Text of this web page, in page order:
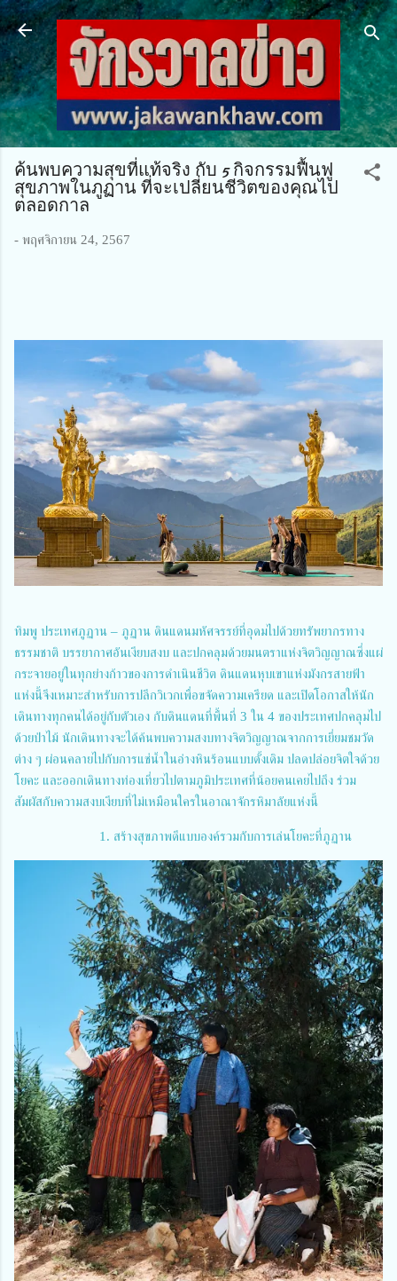
ข้ามไปที่เนื้อหาหลัก
ค้นพบความสุขที่แท้จริง กับ 5 กิจกรรมฟื้นฟู
สุขภาพในภูฏาน ที่จะเปลี่ยนชีวิตของคุณไป
ตลอดกาล
- พฤศจิกายน 24, 2567
ทิมพู ประเทศภูฏาน – ภูฏาน ดินแดนมหัศจรรย์ที่อุดมไปด้วยทรัพยากรทาง
ธรรมชาติ บรรยากาศอันเงียบสงบ และปกคลุมด้วยมนตราแห่งจิตวิญญาณซึ่งแผ่
กระจายอยู่ในทุกย่างก้าวของการดำเนินชีวิต ดินแดนหุบเขาแห่งมังกรสายฟ้า
แห่งนี้จึงเหมาะสำหรับการปลีกวิเวกเพื่อขจัดความเครียด และเปิดโอกาสให้นัก
เดินทางทุกคนได้อยู่กับตัวเอง กับดินแดนที่พื้นที่ 3 ใน 4 ของประเทศปกคลุมไป
ด้วยป่าไม้ นักเดินทางจะได้ค้นพบความสงบทางจิตวิญญาณจากการเยี่ยมชมวัด
ต่าง ๆ ผ่อนคลายไปกับการแช่น้ำในอ่างหินร้อนแบบดั้งเดิม ปลดปล่อยจิตใจด้วย
โยคะ และออกเดินทางท่องเที่ยวไปตามภูมิประเทศที่น้อยคนเคยไปถึง ร่วม
สัมผัสกับความสงบเงียบที่ไม่เหมือนใครในอาณาจักรหิมาลัยแห่งนี้
1. สร้างสุขภาพดีแบบองค์รวมกับการเล่นโยคะที่ภูฏาน